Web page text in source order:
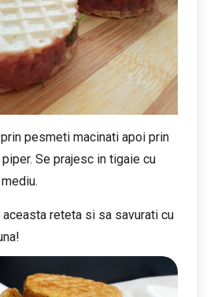
pesmeti macinati apoi prin
Se prajesc in tigaie cu
reteta si sa savurati cu